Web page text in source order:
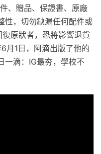
、贈品、保證書、原廠
性，切勿缺漏任何配件或
原狀者，恐將影響退貨
月1日，阿滴出版了他的
一滴：IG最夯，學校不